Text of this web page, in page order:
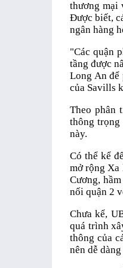
thương mại
Được biết,
ngân hàng
"Các quận
tầng được
Long An để
của Savills
Theo phân
thông trọng
này.
Có thể kể
mở rộng Xa
Cương,
nối quận 2
Chưa kể,
quá trình
thông của
nên dễ